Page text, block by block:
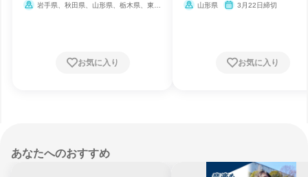
岩手県、秋田県、山形県、栃木県、東京
お気に入り
山形県
3月22日締切
お気に入り
あなたへのおすすめ